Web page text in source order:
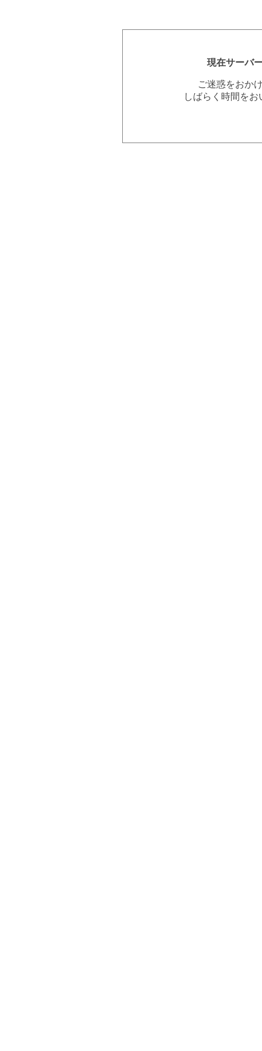
現在サーバ
ご迷惑をおか
しばらく時間を